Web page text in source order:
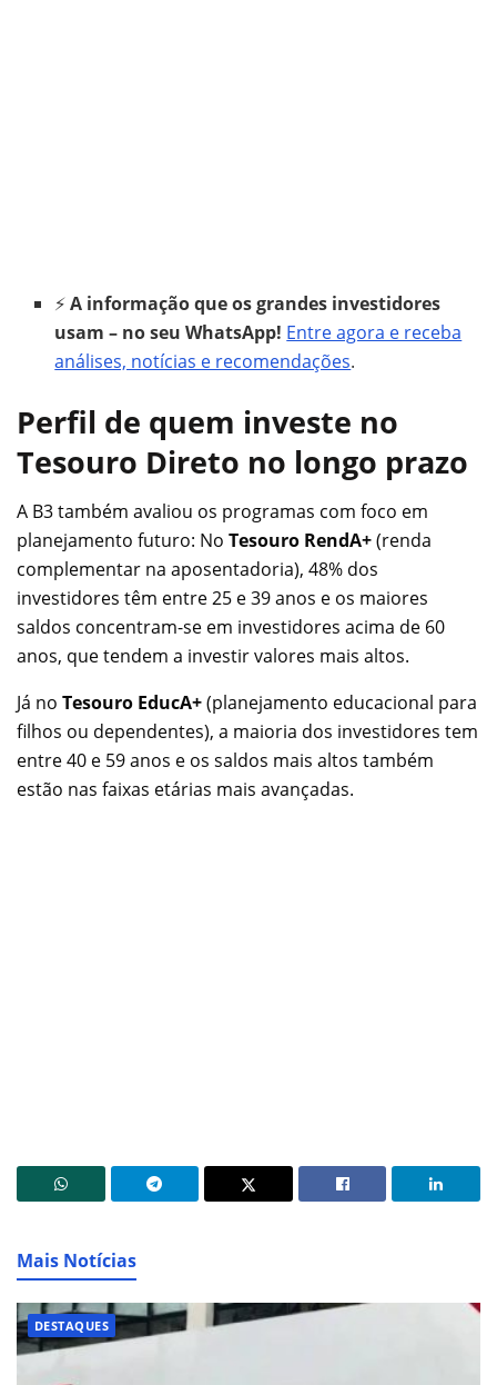
⚡A informação que os grandes investidores
usam – no seu WhatsApp! Entre agora e receba
análises, notícias e recomendações.
Perfil de quem investe no
Tesouro Direto no longo prazo
A B3 também avaliou os programas com foco em
planejamento futuro: No Tesouro RendA+(renda
complementar na aposentadoria), 48% dos
investidores têm entre 25 e 39 anos e os maiores
saldos concentram-se em investidores acima de 60
anos, que tendem a investir valores mais altos.
Já no Tesouro EducA+(planejamento educacional para
filhos ou dependentes), a maioria dos investidores tem
entre 40 e 59 anos e os saldos mais altos também
estão nas faixas etárias mais avançadas.
Mais Notícias
DESTAQUES